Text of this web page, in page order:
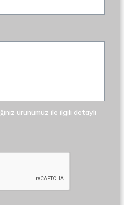
ürünümüz ile ilgili detaylı